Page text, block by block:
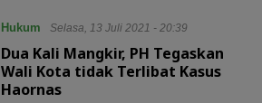
Hukum Selasa, 13 Juli 2021 - 20:39
Dua Kali Mangkir, PH Tegaskan
Wali Kota tidak Terlibat Kasus
Haornas